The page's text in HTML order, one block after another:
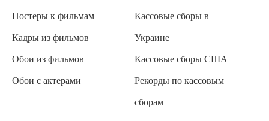
Постеры к фильмам
Кадры из фильмов
Обои из фильмов
Обои с актерами
Кассовые сборы в
Украине
Кассовые сборы США
Рекорды по кассовым
сборам